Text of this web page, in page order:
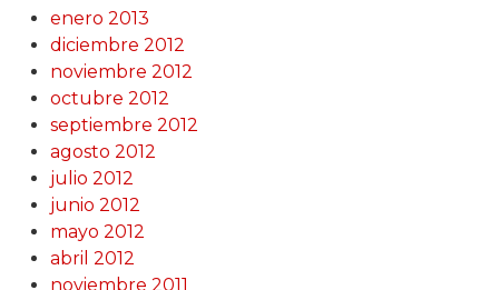
enero 2013
diciembre 2012
noviembre 2012
octubre 2012
septiembre 2012
agosto 2012
julio 2012
junio 2012
mayo 2012
abril 2012
noviembre 2011